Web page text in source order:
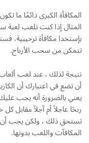
المكافأة الكبرى دائمًا ما
بإستخدا مكافأة ترحيبية،
تتمكن من سحب الأرباح.
نتيجة لذلك ، عند لعب
أن تضع في اعتبارك أن
يعني بالضرورة أنه يجب
ربحًا عاجلاً أم آجلاً
تستحق ذلك ، ولكن يجب أن
المكافآت واللعب بدونها.